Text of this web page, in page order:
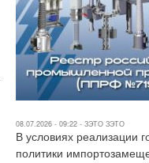
08.07.2026 - 09:22 - ЗЭТО ЗЭТО
В условиях реализации
политики